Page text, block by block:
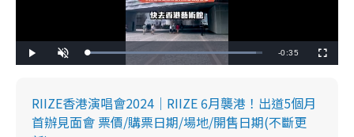
l
n
L
o
:
9
6
.
R
m
a
-0:35
u
r
e
RIIZE香港演唱會2024｜RIIZE 6月襲港！出道5個月
首辦見面會 票價/購票日期/場地/開售日期(不斷更